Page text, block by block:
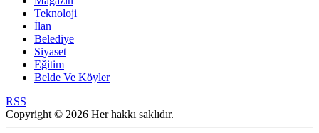
Teknoloji
İlan
Belediye
Siyaset
Eğitim
Belde Ve Köyler
RSS
Copyright © 2026 Her hakkı saklıdır.